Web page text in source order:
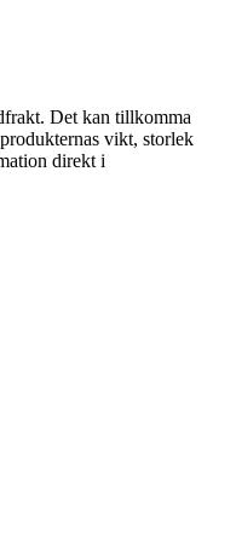
Det kan tillkomma
vikt, storlek
direkt i